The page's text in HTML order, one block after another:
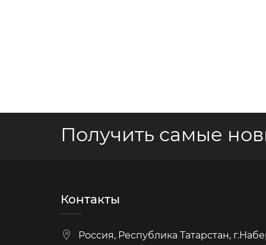
Получить самые
Контакты
Россия, Республика Татарстан,